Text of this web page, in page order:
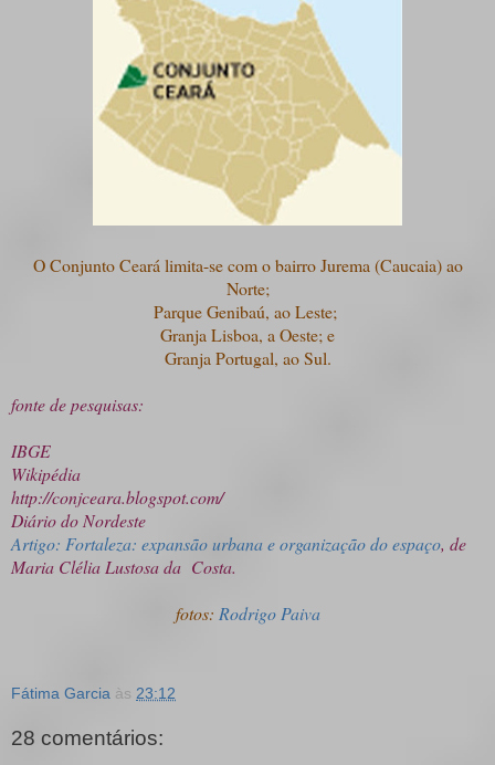
O Conjunto Ceará limita-se com o bairro Jurema (Caucaia) ao
Norte;
Parque Genibaú, ao Leste;
Granja Lisboa, a Oeste; e
Granja Portugal, ao Sul.
fonte de pesquisas:
IBGE
Wikipédia
http://conjceara.blogspot.com/
Diário do Nordeste
Artigo: Fortaleza: expansão urbana e organização do espaço, de
Maria Clélia Lustosa da Costa.
fotos: Rodrigo Paiva
Fátima Garcia às 23:12
28 comentários: